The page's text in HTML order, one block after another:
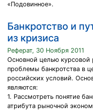
«Подовинное».
Банкротство и
из кризиса
Реферат, 30 Ноября 2011
Основной целью курсовой
проблемы банкротства в
российских условий.
являются:
1. Рассмотреть понятие
атрибута рыночной